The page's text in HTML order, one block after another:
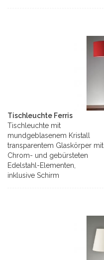
Tischleuchte Ferris
Tischleuchte mit
mundgeblasenem Kristall
transparentem Glaskörper mit
Chrom- und gebürsteten
Edelstahl-Elementen,
inklusive Schirm